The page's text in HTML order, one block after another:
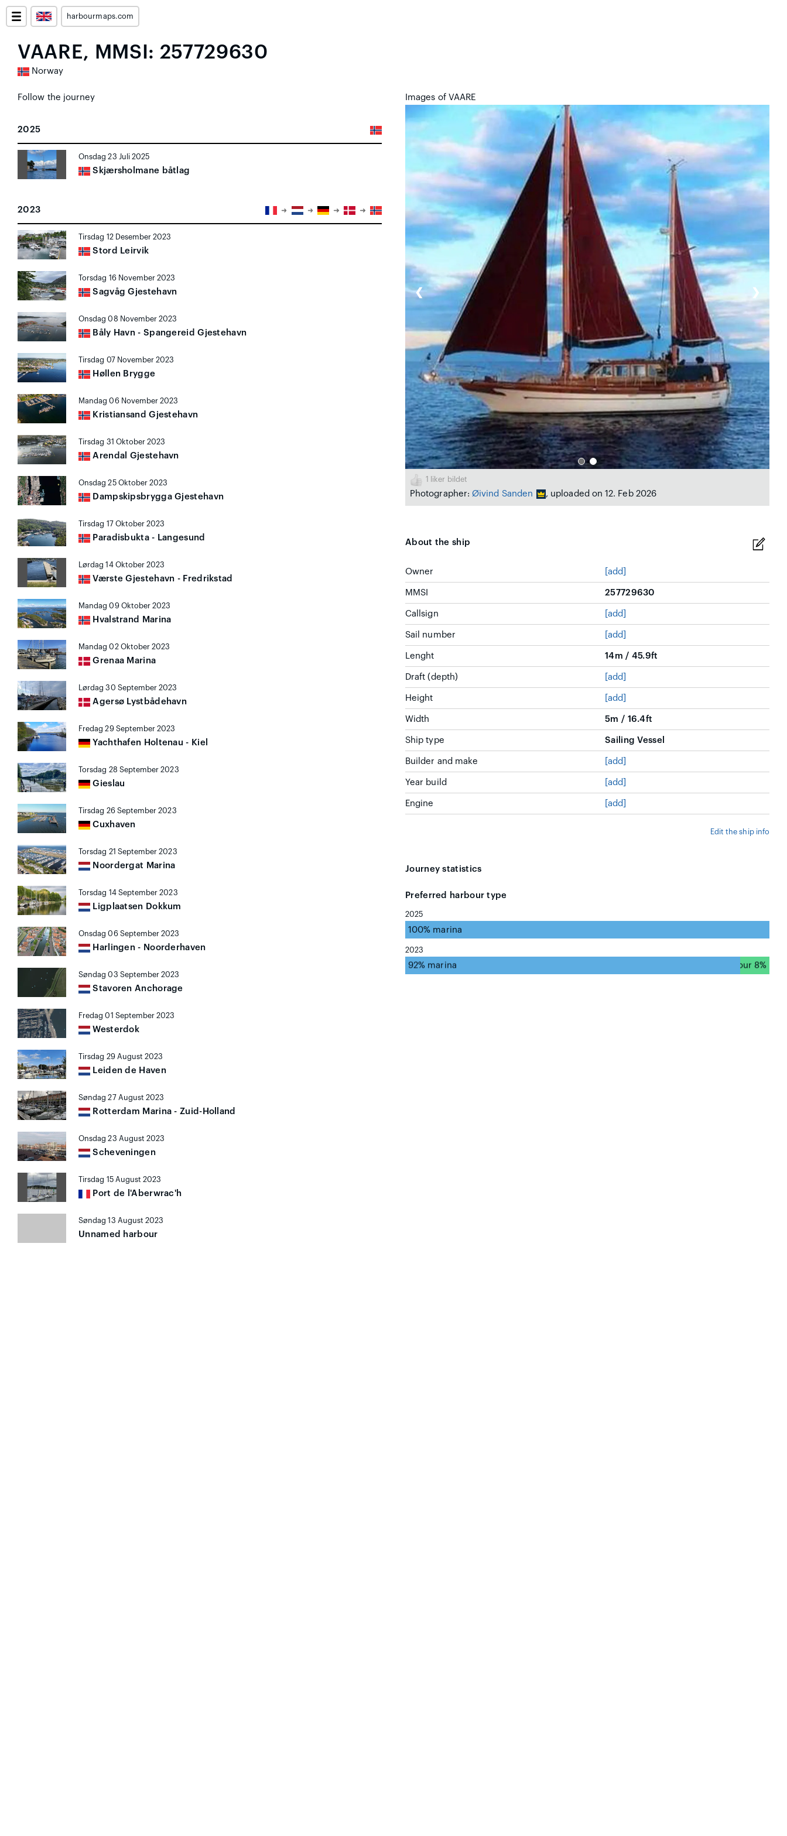
harbourmaps.com
VAARE, MMSI: 257729630
Norway
Follow the journey
2025
Onsdag 23 Juli 2025
Skjærsholmane båtlag
2023
Tirsdag 12 Desember 2023
Stord Leirvik
Torsdag 16 November 2023
Sagvåg Gjestehavn
Onsdag 08 November 2023
Båly Havn - Spangereid Gjestehavn
Tirsdag 07 November 2023
Høllen Brygge
Mandag 06 November 2023
Kristiansand Gjestehavn
Tirsdag 31 Oktober 2023
Arendal Gjestehavn
Onsdag 25 Oktober 2023
Dampskipsbrygga Gjestehavn
Tirsdag 17 Oktober 2023
Paradisbukta - Langesund
Lørdag 14 Oktober 2023
Værste Gjestehavn - Fredrikstad
Mandag 09 Oktober 2023
Hvalstrand Marina
Mandag 02 Oktober 2023
Grenaa Marina
Lørdag 30 September 2023
Agersø Lystbådehavn
Fredag 29 September 2023
Yachthafen Holtenau - Kiel
Torsdag 28 September 2023
Gieslau
Tirsdag 26 September 2023
Cuxhaven
Torsdag 21 September 2023
Noordergat Marina
Torsdag 14 September 2023
Ligplaatsen Dokkum
Onsdag 06 September 2023
Harlingen - Noorderhaven
Søndag 03 September 2023
Stavoren Anchorage
Fredag 01 September 2023
Westerdok
Tirsdag 29 August 2023
Leiden de Haven
Søndag 27 August 2023
Rotterdam Marina - Zuid-Holland
Onsdag 23 August 2023
Scheveningen
Tirsdag 15 August 2023
Port de l'Aberwrac'h
Søndag 13 August 2023
Unnamed harbour
Images of VAARE
❮ ❯
1 liker bildet
Photographer:Øivind Sanden , uploaded on 12. Feb 2026
About the ship
Owner [add]
MMSI 257729630
Callsign [add]
Sail number [add]
Lenght 14m / 45.9ft
Draft (depth) [add]
Height [add]
Width 5m / 16.4ft
Ship type Sailing Vessel
Builder and make [add]
Year build [add]
Engine [add]
Edit the ship info
Journey statistics
Preferred harbour type
2025
100% marina
2023
92% marina natural harbour 8%